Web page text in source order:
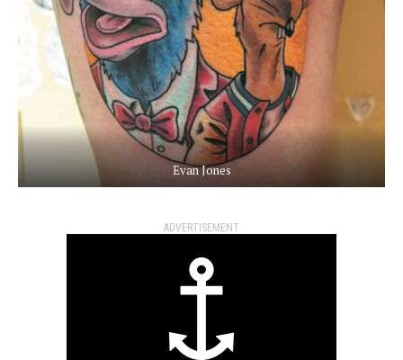
Evan Jones
ADVERTISEMENT